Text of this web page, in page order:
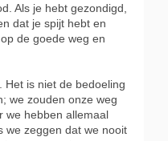
Als je hebt gezondigd,
dat je spijt hebt en
de goede weg en
Het is niet de bedoeling
we zouden onze weg
we hebben allemaal
we zeggen dat we nooit